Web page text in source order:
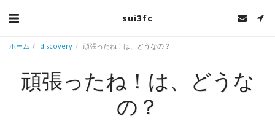
sui3fc
ホーム discovery 頑張ったね！は、どうなの？
頑張ったね！は、どうな
の？